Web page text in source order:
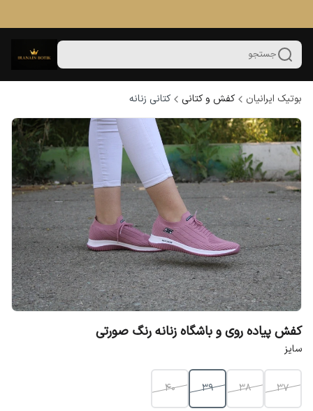
جستجو
بوتیک ایرانیان کفش و کتانی کتانی زنانه
کفش پیاده روی و باشگاه زنانه رنگ صورتی
سایز
37
38
39
40